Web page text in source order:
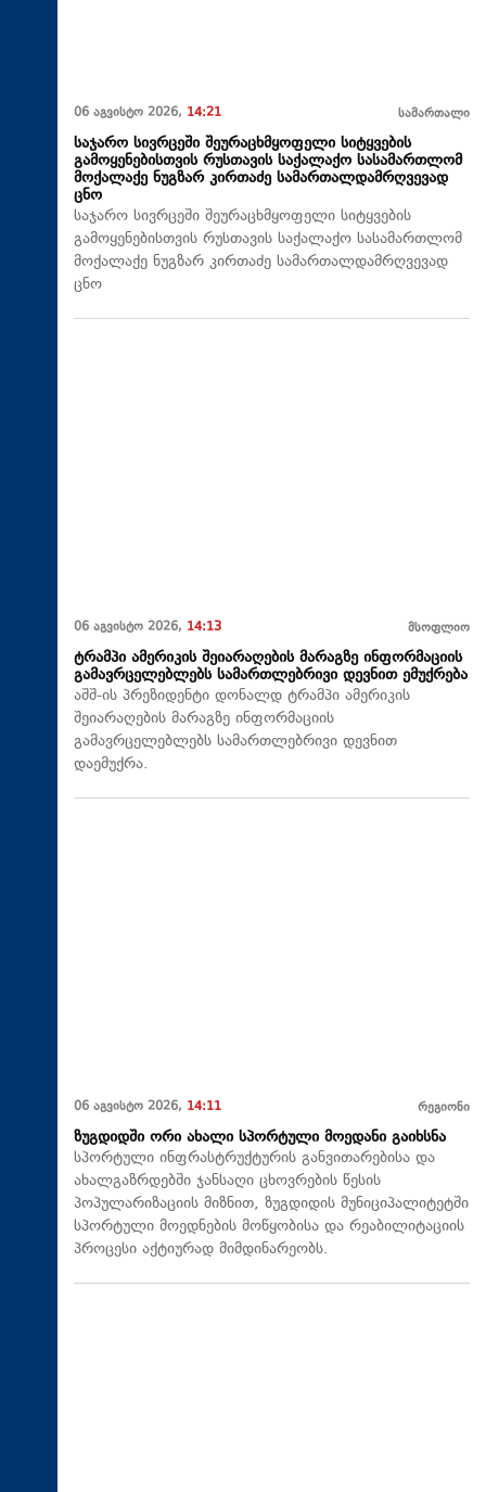
06 აგვისტო 2026, 14:21 სამართალი
საჯარო სივრცეში შეურაცხმყოფელი სიტყვების
გამოყენებისთვის რუსთავის საქალაქო სასამართლომ
მოქალაქე ნუგზარ კირთაძე სამართალდამრღვევად
ცნო
საჯარო სივრცეში შეურაცხმყოფელი სიტყვების
გამოყენებისთვის რუსთავის საქალაქო სასამართლომ
მოქალაქე ნუგზარ კირთაძე სამართალდამრღვევად
ცნო
06 აგვისტო 2026, 14:13 მსოფლიო
ტრამპი ამერიკის შეიარაღების მარაგზე ინფორმაციის
გამავრცელებლებს სამართლებრივი დევნით ემუქრება
აშშ-ის პრეზიდენტი დონალდ ტრამპი ამერიკის
შეიარაღების მარაგზე ინფორმაციის
გამავრცელებლებს სამართლებრივი დევნით
დაემუქრა.
06 აგვისტო 2026, 14:11 რეგიონი
ზუგდიდში ორი ახალი სპორტული მოედანი გაიხსნა
სპორტული ინფრასტრუქტურის განვითარებისა და
ახალგაზრდებში ჯანსაღი ცხოვრების წესის
პოპულარიზაციის მიზნით, ზუგდიდის მუნიციპალიტეტში
სპორტული მოედნების მოწყობისა და რეაბილიტაციის
პროცესი აქტიურად მიმდინარეობს.